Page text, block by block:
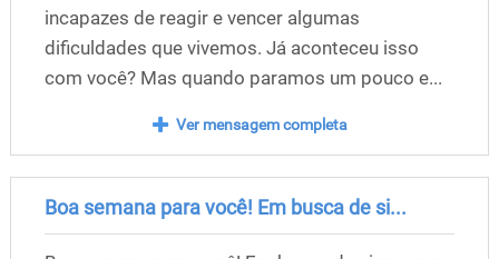
incapazes de reagir e vencer algumas
dificuldades que vivemos. Já aconteceu isso
com você? Mas quando paramos um pouco e...
Ver mensagem completa
Boa semana para você! Em busca de si...